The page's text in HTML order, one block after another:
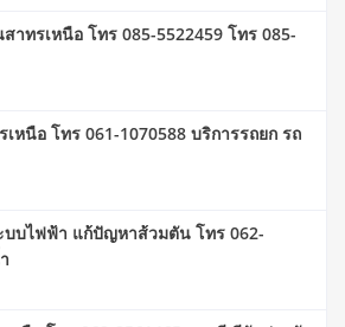
าทรเหนือ โทร 085-5522459 โทร 085-
หนือ โทร 061-1070588 บริการรถยก รถ
บบไฟฟ้า แก้ปัญหาส้วมตัน โทร 062-